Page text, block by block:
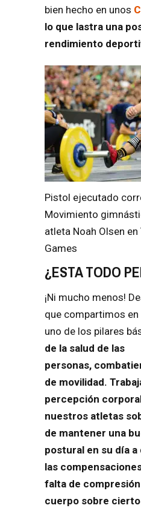
bien hecho en unos
lo que lastra una
rendimiento
Pistol ejecutado
Movimiento
atleta Noah Olsen
Games
¿ESTA TODO
¡Ni mucho menos!
que compartimos en
uno de los pilares
de la salud de las
personas,
de movilidad.
percepción
nuestros atletas
de mantener una
postural en su día a
las
falta de
cuerpo sobre